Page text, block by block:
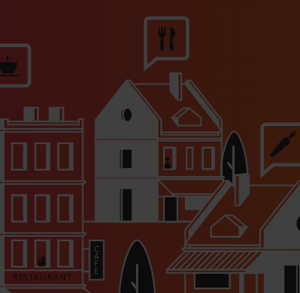
1,5 million d’entreprises ont accès
d’entre eux, notamment les cafés-
pas entamé de démarches, déplore le
aux TPE-PME et au Tourisme. Il faut
pour en bénéficier. » Ce non-recours au
PGE, pour lesquels certaines entreprises
remboursement. La rédaction d’Au Coeur
septembre,à retrouver ici.
?C’est par ici.
Nos journalistes